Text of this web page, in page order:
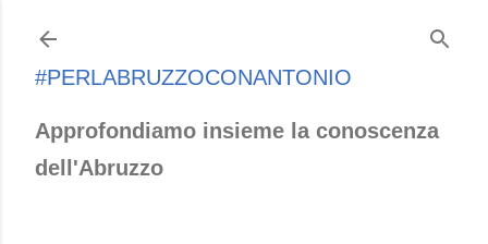
#PERLABRUZZOCONANTONIO
Approfondiamo insieme la conoscenza
dell'Abruzzo